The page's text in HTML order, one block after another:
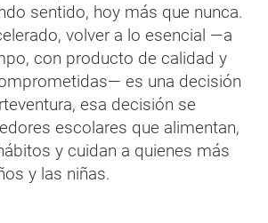
sentido, hoy más que nunca.
volver a lo esencial —a
con producto de calidad y
es una decisión
esa decisión se
escolares que alimentan,
y cuidan a quienes más
y las niñas.